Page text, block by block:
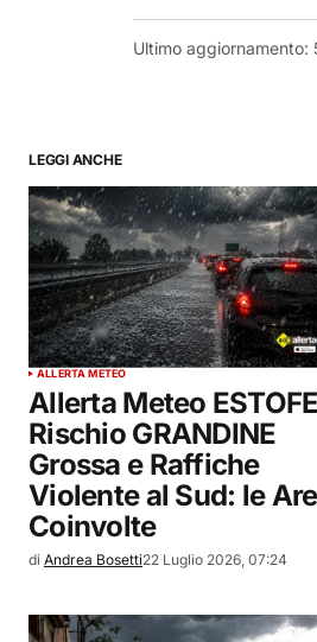
Ultimo aggiornamento:
LEGGI ANCHE
ALLERTA METEO
Allerta Meteo
Rischio GRANDINE
Grossa e Raffiche
Violente al Sud: le
Coinvolte
di Andrea Bosetti22 Luglio 2026, 07:24